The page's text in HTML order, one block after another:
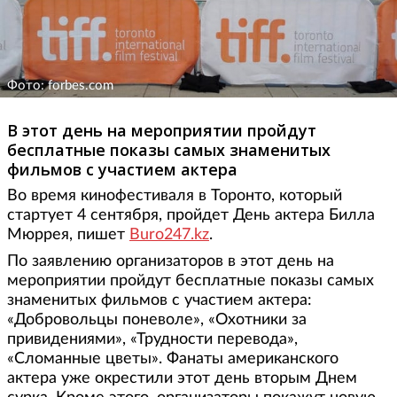
Фото: forbes.сom
В этот день на мероприятии пройдут
бесплатные показы самых знаменитых
фильмов с участием актера
Во время кинофестиваля в Торонто, который
стартует 4 сентября, пройдет День актера Билла
Мюррея, пишет Buro247.kz.
По заявлению организаторов в этот день на
мероприятии пройдут бесплатные показы самых
знаменитых фильмов с участием актера:
«Добровольцы поневоле», «Охотники за
привидениями», «Трудности перевода»,
«Сломанные цветы». Фанаты американского
актера уже окрестили этот день вторым Днем